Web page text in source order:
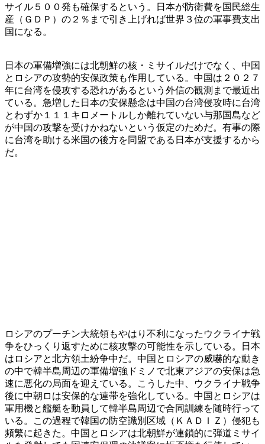
サイル５００発も確保するという。日本が防衛費を国民総生
産（ＧＤＰ）の２％まで引き上げれば世界３位の軍事費支出
国になる。
日本の軍備増強には北朝鮮の核・ミサイルだけでなく、中国
とロシアの攻勢的安保政策も作用している。中国は２０２７
年に台湾を侵攻する恐れがあるという外信の観測まで最近出
ている。急増した日本の安保懸念は中国の台湾侵攻時に台湾
とわずか１１１キロメートルしか離れていない与那国島など
が中国の攻撃を受けかねないという仮定のためだ。有事の際
に台湾を助ける米国の後方を同盟である日本が支援するから
だ。
ロシアのプーチン大統領もやはり不利になったウクライナ戦
争をひっくり返すために核攻撃の可能性を示している。日本
はロシアと北方領土紛争中だ。中国とロシアの威嚇的な動き
の中で韓半島周辺の軍備増強ドミノで北東アジアの安保は急
速に悪化の局面を迎えている。こうした中、ウクライナ戦争
後に中朝ロは安保的な連帯を強化している。中国とロシアは
軍用機と艦艇を動員して韓半島周辺で合同訓練を随時行って
いる。この過程で韓国の防空識別区域（ＫＡＤＩＺ）侵犯も
頻繁に起きた。中国とロシアは北朝鮮が連鎖的に弾道ミサイ